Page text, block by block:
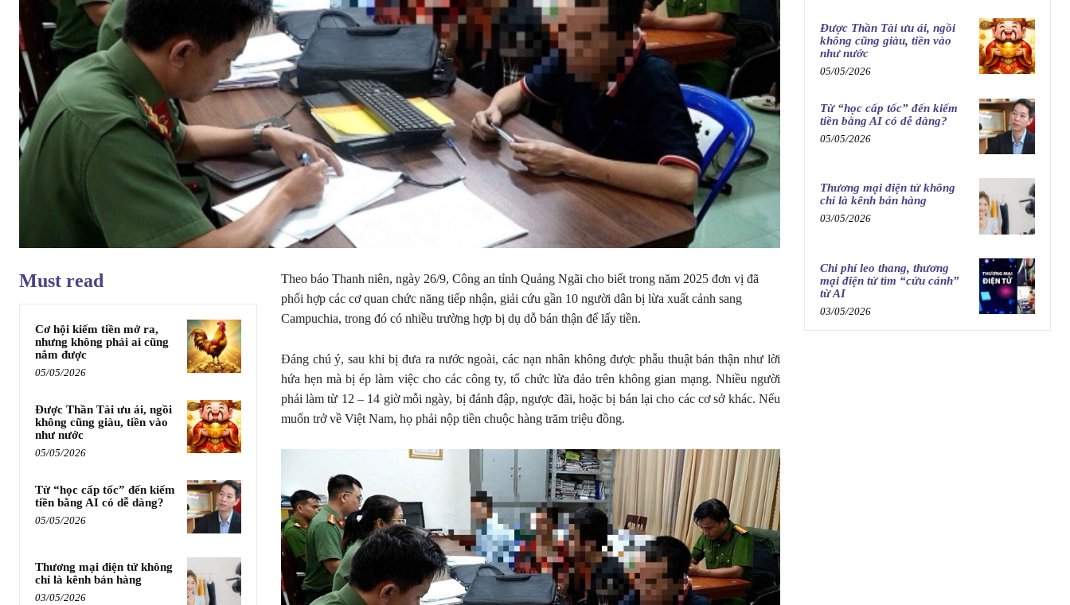
Must read
Cơ hội kiếm tiền mở ra,
nhưng không phải ai cũng
nắm được
05/05/2026
Được Thần Tài ưu ái, ngồi
không cũng giàu, tiền vào
như nước
05/05/2026
Từ “học cấp tốc” đến kiếm
tiền bằng AI có dễ dàng?
05/05/2026
Thương mại điện tử không
chỉ là kênh bán hàng
03/05/2026
Theo báo Thanh niên, ngày 26/9, Công an tỉnh Quảng Ngãi cho biết trong năm 2025 đơn vị đã
phối hợp các cơ quan chức năng tiếp nhận, giải cứu gần 10 người dân bị lừa xuất cảnh sang
Campuchia, trong đó có nhiều trường hợp bị dụ dỗ bán thận để lấy tiền.
Đáng chú ý, sau khi bị đưa ra nước ngoài, các nạn nhân không được phẫu thuật bán thận như lời
hứa hẹn mà bị ép làm việc cho các công ty, tổ chức lừa đảo trên không gian mạng. Nhiều người
phải làm từ 12 – 14 giờ mỗi ngày, bị đánh đập, ngược đãi, hoặc bị bán lại cho các cơ sở khác. Nếu
muốn trở về Việt Nam, họ phải nộp tiền chuộc hàng trăm triệu đồng.
Được Thần Tài ưu ái, ngồi
không cũng giàu, tiền vào
như nước
05/05/2026
Từ “học cấp tốc” đến kiếm
tiền bằng AI có dễ dàng?
05/05/2026
Thương mại điện tử không
chỉ là kênh bán hàng
03/05/2026
Chi phí leo thang, thương
mại điện tử tìm “cứu cánh”
từ AI
03/05/2026